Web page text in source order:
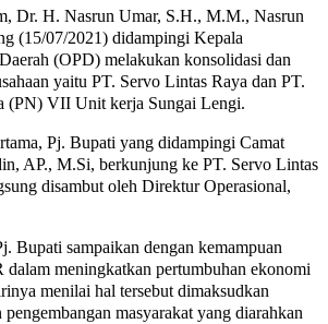
Dr. H. Nasrun Umar, S.H., M.M., Nasrun
(15/07/2021) didampingi Kepala
(OPD) melakukan konsolidasi dan
yaitu PT. Servo Lintas Raya dan PT.
(PN) VII Unit kerja Sungai Lengi.
Pj. Bupati yang didampingi Camat
AP., M.Si, berkunjung ke PT. Servo Lintas
disambut oleh Direktur Operasional,
Bupati sampaikan dengan kemampuan
meningkatkan pertumbuhan ekonomi
menilai hal tersebut dimaksudkan
pengembangan masyarakat yang diarahkan